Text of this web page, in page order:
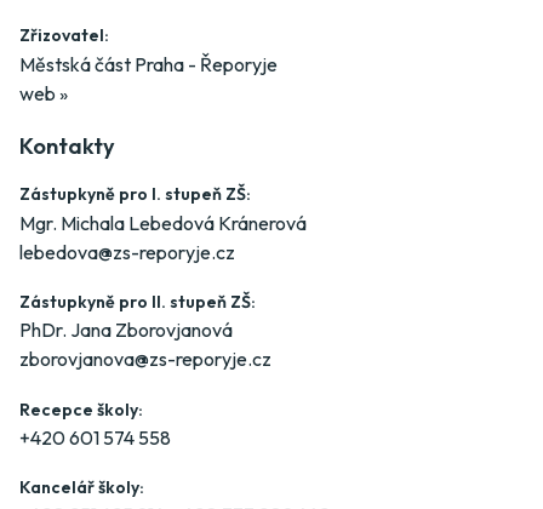
Zřizovatel:
Městská část Praha - Řeporyje
web »
Kontakty
Zástupkyně pro I. stupeň ZŠ:
Mgr. Michala Lebedová Kránerová
lebedova@zs-reporyje.cz
Zástupkyně pro II. stupeň ZŠ:
PhDr. Jana Zborovjanová
zborovjanova@zs-reporyje.cz
Recepce školy:
+420 601 574 558
Kancelář školy: